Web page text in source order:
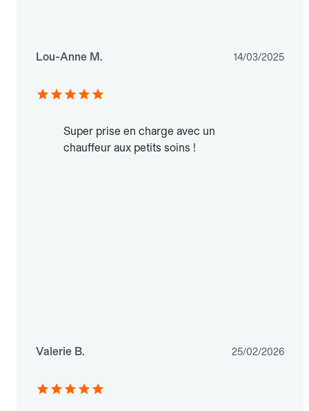
Lou-Anne M. 14/03/2025
Super prise en charge avec un
chauffeur aux petits soins !
Valerie B. 25/02/2026